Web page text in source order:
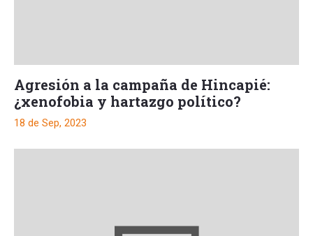
Agresión a la campaña de Hincapié:
¿xenofobia y hartazgo político?
18 de Sep, 2023